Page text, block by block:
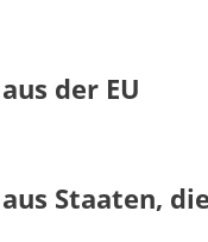
der EU
Staaten,